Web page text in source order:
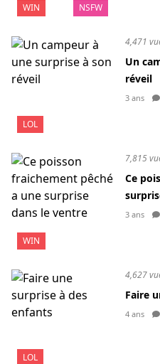
WIN NSFW
LOL
4,471
Un
réveil
3 ans
WIN
7,815
Ce
3 ans
LOL
4,627
Faire
4 ans